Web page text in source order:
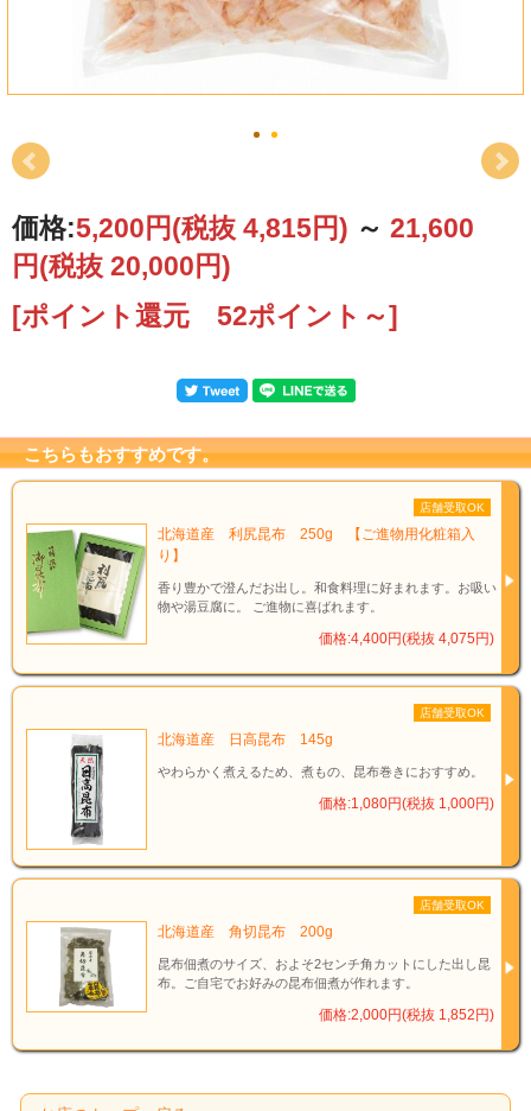
繊細なだしの美しさを大切にしたい料理におすすめ
です。うどんだしや煮物にも、上品な旨みを添えて
香り穏やか、旨みすっきり
素材をいかす
マグロ節 花削り 血合い抜き
香りが穏やかなマグロ節に、血合い抜きならではの澄ん
だ旨み。料理の主役はあくまでも食材。その味をそっと
引き立てる、料亭でも愛される上品なだしをぜひご家庭
でお楽しみください。
＊だし用としてお使いください。
＊開封後は密封し、冷蔵庫で保存のうえ、お早めにお使いく
価格:5,200円(税抜 4,815円) ～ 21,600
円(税抜 20,000円)
[ポイント還元 52ポイント～]
こちらもおすすめです。
店舗受取OK
北海道産 利尻昆布 250g 【ご進物用化粧箱入
り】
香り豊かで澄んだお出し。和食料理に好まれます。お吸い
物や湯豆腐に。 ご進物に喜ばれます。
価格:4,400円(税抜 4,075円)
店舗受取OK
北海道産 日高昆布 145g
やわらかく煮えるため、煮もの、昆布巻きにおすすめ。
価格:1,080円(税抜 1,000円)
店舗受取OK
北海道産 角切昆布 200g
昆布佃煮のサイズ、およそ2センチ角カットにした出し昆
布。ご自宅でお好みの昆布佃煮が作れます。
価格:2,000円(税抜 1,852円)